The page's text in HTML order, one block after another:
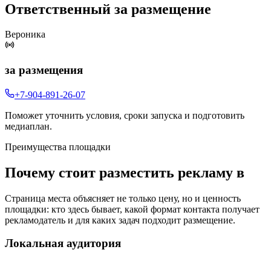
Ответственный за размещение
Вероника
за размещения
+7-904-891-26-07
Поможет уточнить условия, сроки запуска и подготовить
медиаплан.
Преимущества площадки
Почему стоит разместить рекламу в
Страница места объясняет не только цену, но и ценность
площадки: кто здесь бывает, какой формат контакта получает
рекламодатель и для каких задач подходит размещение.
Локальная аудитория